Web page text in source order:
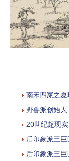
南宋四家之夏
野兽派创始人
20世纪超现
后印象派三巨
后印象派三巨